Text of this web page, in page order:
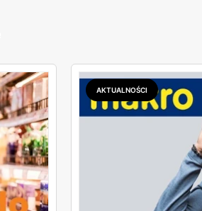
AKTUALNOŚCI